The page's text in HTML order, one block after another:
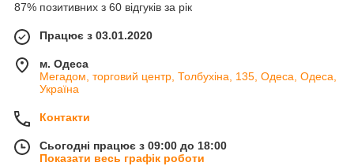
87% позитивних з 60 відгуків за рік
Працює з 03.01.2020
м. Одеса
Мегадом, торговий центр, Толбухіна, 135, Одеса, Одеса,
Україна
Контакти
Сьогодні працює з 09:00 до 18:00
Показати весь графік роботи